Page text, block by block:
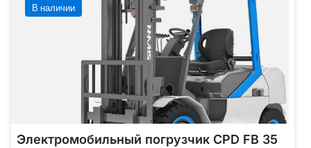
В наличии
Электромобильный погрузчик CPD FB 35